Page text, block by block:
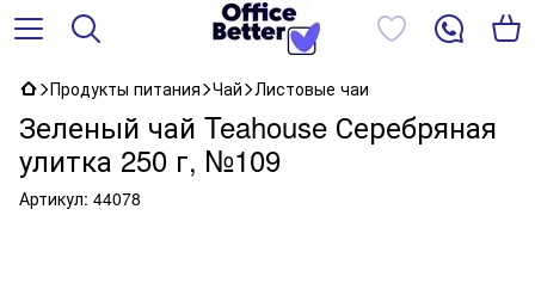
Продукты питания Чай Листовые чаи
Зеленый чай Teahouse Серебряная
улитка 250 г, №109
Артикул: 44078